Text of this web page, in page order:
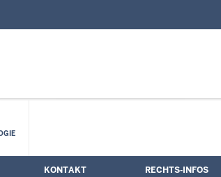
KONTAKT RECHTS-INFOS